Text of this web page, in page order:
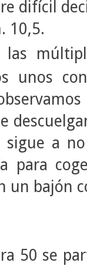
difícil
10,5.
las
unos
sigue a
para
un bajón
50 se